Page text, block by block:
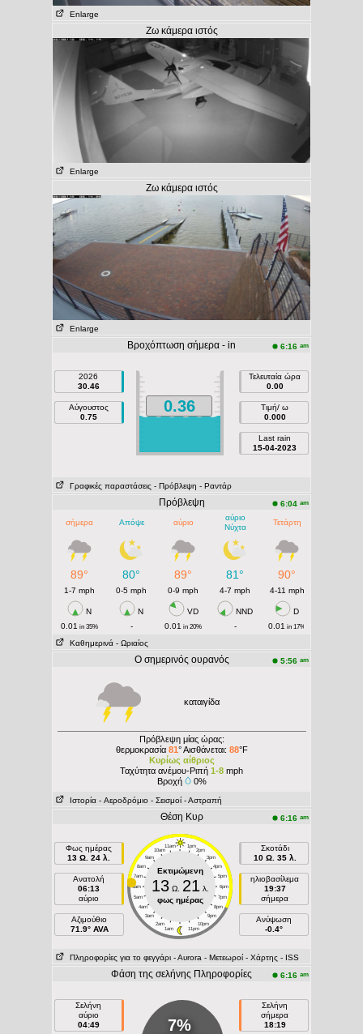
Enlarge
Ζω κάμερα ιστός
Enlarge
Ζω κάμερα ιστός
Enlarge
Βροχόπτωση σήμερα - in 6:16 am
2026
30.46
Αύγουστος
0.75
0.36
Τελευταία ώρα
0.00
Τιμή/ ω
0.000
Last rain
15-04-2023
Γραφικές παραστάσεις - Πρόβλεψη - Ραντάρ
Πρόβλεψη 6:04 am
σήμερα Απόψε αύριο
αύριο
Νύχτα
Τετάρτη
89° 80° 89° 81° 90°
1-7 mph 0-5 mph 0-9 mph 4-7 mph 4-11 mph
N N VD NND
D
0.01 in 35% - 0.01 in 20% - 0.01 in 17%
Καθημερινά - Ωριαίος
Ο σημερινός ουρανός 5:56 am
καταιγίδα
Πρόβλεψη μίας ώρας:
θερμοκρασία 81° Αισθάνεται: 88°F
Κυρίως αίθριος
Ταχύτητα ανέμου-Ριπή 1-8 mph
Βροχή
0%
Ιστορία - Aεροδρόμιο - Σεισμοί - Αστραπή
Θέση Κυρ 6:16 am
Φως ημέρας
13 Ω. 24 λ.
Ανατολή
06:13
αύριο
Aζιμούθιο
71.9° AVA
11am 1pm
10am 2pm
9am 3pm
8am 4pm
7am 5pm
6am 6pm
5am 7pm
4am 8pm
3am 9pm
2am 10pm
1am 11pm
Εκτιμώμενη
13Ω. 21 λ.
φως ημέρας
Σκοτάδι
10 Ω. 35 λ.
ηλιοβασίλεμα
19:37
σήμερα
Ανύψωση
-0.4°
Πληροφορίες για το φεγγάρι - Αυrora - Μετεωροί - Χάρτης - ISS
Φάση της σελήνης Πληροφορίες 6:16 am
Σελήνη
αύριο
04:49
7%
Σελήνη
σήμερα
18:19